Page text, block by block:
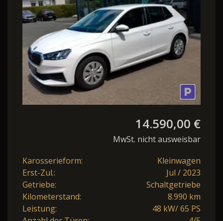
14.590,00 €
MwSt. nicht ausweisbar
Karosserieform:
Kleinwagen
Erst-Zul.:
Jul / 2023
Getriebe:
Schaltgetriebe
Kilometerstand:
8.990 km
Leistung:
48 kW/ 65 PS